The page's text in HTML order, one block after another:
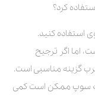
کرد؟
استفاده کنید.
اما اگر ترجیح
گزینه مناسبی است.
به سوپ ممکن است کمی